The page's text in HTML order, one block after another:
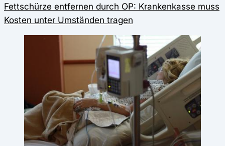
Fettschürze entfernen durch OP: Krankenkasse muss
Kosten unter Umständen tragen